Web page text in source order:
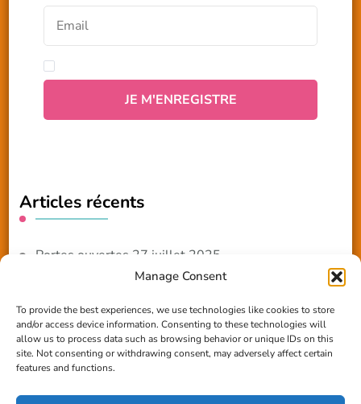
Manage Consent
To provide the best experiences, we use technologies like cookies to store
and/or access device information. Consenting to these technologies will
allow us to process data such as browsing behavior or unique IDs on this
site. Not consenting or withdrawing consent, may adversely affect certain
features and functions.
Articles récents
Portes ouvertes 27 juillet 2025
Reportage TV Com
Construction en terre-paille